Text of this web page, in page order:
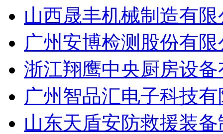
山西晟丰机械制造有
广州安博检测股份有
浙江翔鹰中央厨房设
广州智品汇电子科技
山东天盾安防救援装